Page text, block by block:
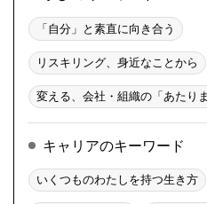
「自分」と素直に向き合う
リスキリング、身近なことから
変える、会社・組織の「あたり
キャリアのキーワード
いくつものわたしを持つ生き方